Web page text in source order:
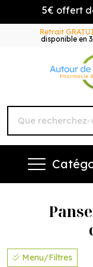
5€ offert dès
Retrait
disponible en
Menu/Filtres